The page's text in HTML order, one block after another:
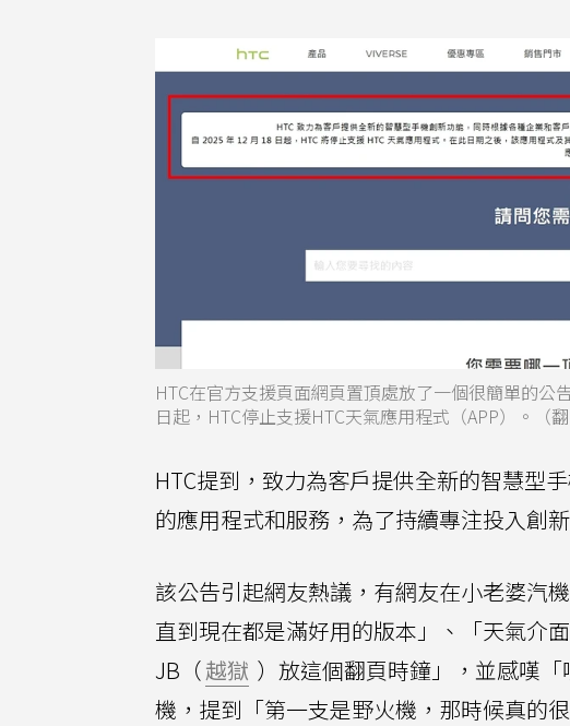
HTC在官方支援頁面網頁置頂處放了一個很簡單的
日起，HTC停止支援HTC天氣應用程式（APP）。（翻
HTC提到，致力為客戶提供全新的智慧型
的應用程式和服務，為了持續專注投入創
該公告引起網友熱議，有網友在小老婆汽
直到現在都是滿好用的版本」、「天氣介
JB（越獄 ）放這個翻頁時鐘」，並感嘆
機，提到「第一支是野火機，那時候真的